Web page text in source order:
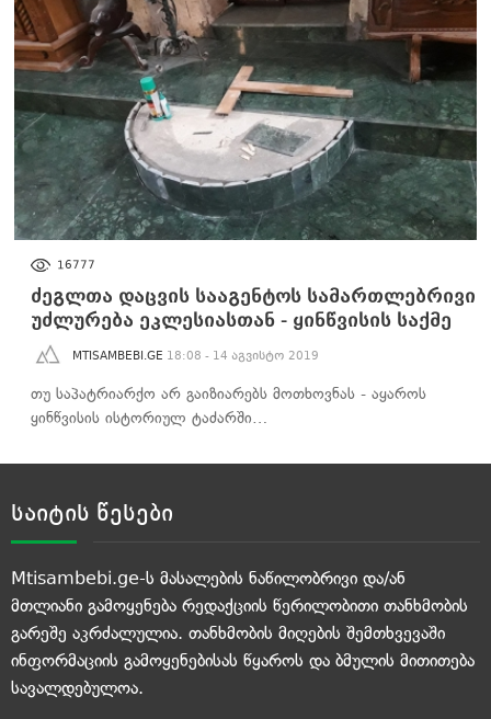
16777
ძეგლთა დაცვის სააგენტოს სამართლებრივი
უძლურება ეკლესიასთან - ყინწვისის საქმე
MTISAMBEBI.GE 18:08 - 14 აგვისტო 2019
თუ საპატრიარქო არ გაიზიარებს მოთხოვნას - აყაროს
ყინწვისის ისტორიულ ტაძარში…
საიტის წესები
Mtisambebi.ge-ს მასალების ნაწილობრივი და/ან
მთლიანი გამოყენება რედაქციის წერილობითი თანხმობის
გარეშე აკრძალულია. თანხმობის მიღების შემთხვევაში
ინფორმაციის გამოყენებისას წყაროს და ბმულის მითითება
სავალდებულოა.